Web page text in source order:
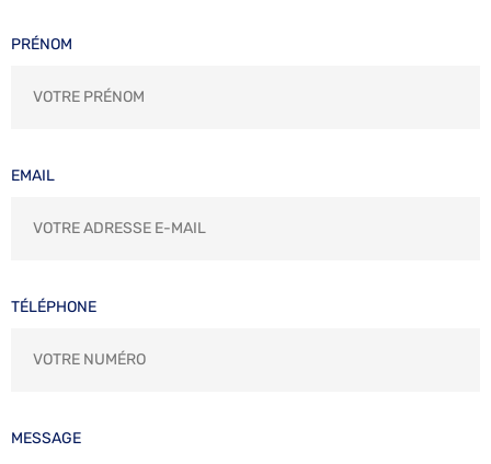
PRÉNOM
EMAIL
TÉLÉPHONE
MESSAGE